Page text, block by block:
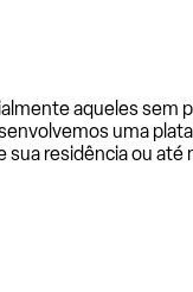
aqueles sem
uma
residência ou